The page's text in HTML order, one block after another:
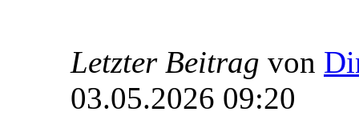
Letzter Beitrag von
03.05.2026 09:20